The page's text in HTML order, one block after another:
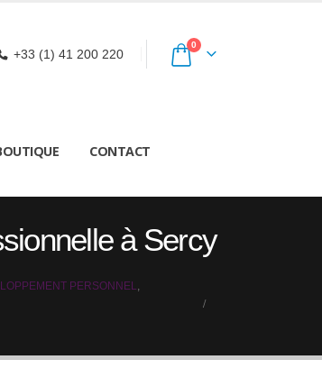
+33 (1) 41 200 220
0
CONTACT
à Sercy
PERSONNEL